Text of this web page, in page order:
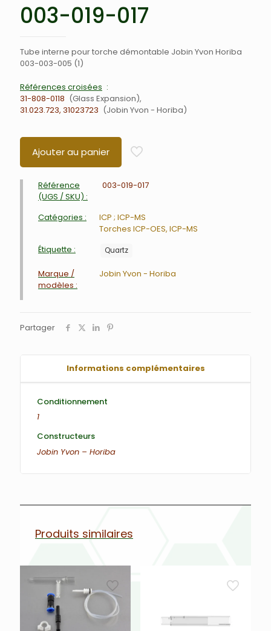
003-019-017
Tube interne pour torche démontable Jobin Yvon Horiba
003-003-005 (1)
Références croisées
31-808-0118
Glass Expansion
31.023.723, 31023723
Jobin Yvon - Horiba
Ajouter au panier
Référence
(UGS / SKU) :
003-019-017
Catégories :
ICP ; ICP-MS
Torches ICP-OES, ICP-MS
Étiquette :
Quartz
Marque /
modèles :
Jobin Yvon - Horiba
Partager
Informations complémentaires
Conditionnement
1
Constructeurs
Jobin Yvon – Horiba
Produits similaires